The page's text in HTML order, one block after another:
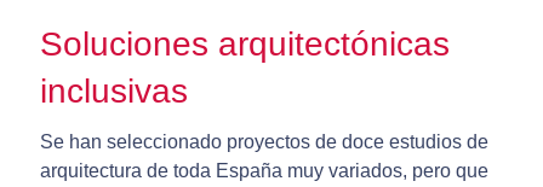
Soluciones arquitectónicas
inclusivas
Se han seleccionado proyectos de doce estudios de
arquitectura de toda España muy variados, pero que